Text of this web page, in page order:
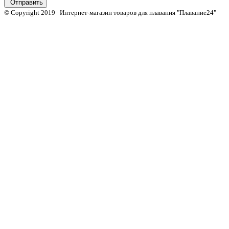
Отправить
© Copyright 2019 Интернет-магазин товаров для плавания "Плавание24"